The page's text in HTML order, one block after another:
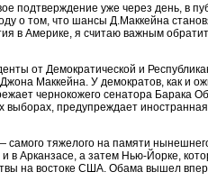
подтверждение уже через день, в
о том, что шансы Д.Маккейна
в Америке, я считаю важным
от Демократической и
Маккейна. У демократов, как и
чернокожего сенатора Барака
выборах, предупреждает
самого тяжелого на памяти
в Арканзасе, а затем Нью-Йорке,
на востоке США. Обама вышел